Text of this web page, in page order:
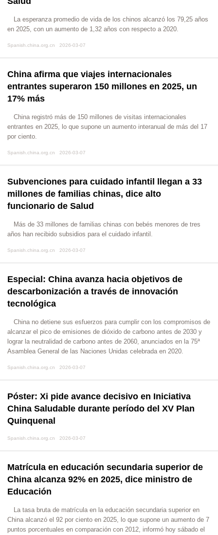
​La esperanza promedio de vida de los chinos alcanzó los 79,25 años
en 2025, con un aumento de 1,32 años con respecto a 2020.
Spanish.china.org.cn 2026-03-07
China afirma que viajes internacionales
entrantes superaron 150 millones en 2025, un
17% más
​China registró más de 150 millones de visitas internacionales
entrantes en 2025, lo que supone un aumento interanual de más del 17
por ciento.
Spanish.china.org.cn 2026-03-07
Subvenciones para cuidado infantil llegan a 33
millones de familias chinas, dice alto
funcionario de Salud
​Más de 33 millones de familias chinas con bebés menores de tres
años han recibido subsidios para el cuidado infantil.
Spanish.china.org.cn 2026-03-07
Especial: China avanza hacia objetivos de
descarbonización a través de innovación
tecnológica
​China no detiene sus esfuerzos para cumplir con los compromisos de
alcanzar el pico de emisiones de dióxido de carbono antes de 2030 y
lograr la neutralidad de carbono antes de 2060, anunciados en la 75ª
Asamblea General de las Naciones Unidas celebrada en 2020.
Spanish.china.org.cn 2026-03-07
Póster: Xi pide avance decisivo en Iniciativa
China Saludable durante período del XV Plan
Quinquenal
Spanish.china.org.cn 2026-03-07
Matrícula en educación secundaria superior de
China alcanza 92% en 2025, dice ministro de
Educación
​La tasa bruta de matrícula en la educación secundaria superior en
China alcanzó el 92 por ciento en 2025, lo que supone un aumento de 7
puntos porcentuales en comparación con 2012, informó hoy sábado el